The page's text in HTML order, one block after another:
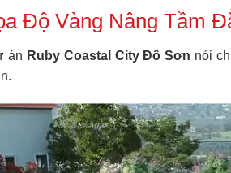
Độ Vàng Nâng Tầm
án Ruby Coastal City Đồ Sơn nói